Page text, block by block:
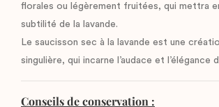
florales ou légèrement fruitées, qui mettra
subtilité de la lavande.
Le saucisson sec à la lavande est une
singulière, qui incarne l’audace et l’élégance
Conseils de conservation :